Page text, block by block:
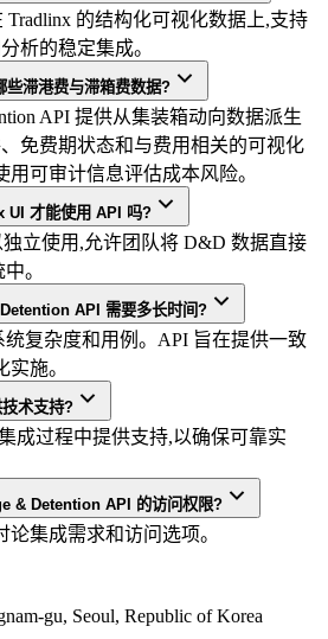
Tradlinx 的结构化可视化数据上,支持
析的稳定集成。
些滞港费与滞箱费数据?
API 提供从集装箱动向数据派生
免费期状态和与费用相关的可视化
用可审计信息评估成本风险。
UI 才能使用 API 吗?
立使用,允许团队将 D&D 数据直接
。
API 需要多长时间?
复杂度和用例。API 旨在提供一致
施。
术支持?
成过程中提供支持,以确保可靠实
& Detention API 的访问权限?
集成需求和访问选项。
gu, Seoul, Republic of Korea